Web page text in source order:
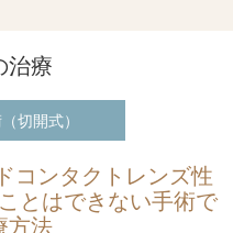
治療
切開式）
コンタクトレンズ性
とはできない手術で
方法